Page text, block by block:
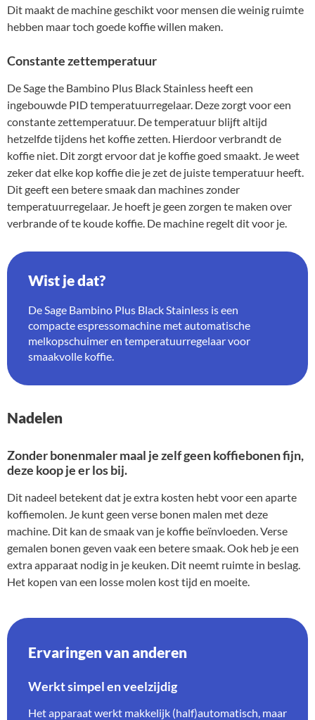
Dit maakt de machine geschikt voor mensen die weinig ruimte
hebben maar toch goede koffie willen maken.
Constante zettemperatuur
De Sage the Bambino Plus Black Stainless heeft een
ingebouwde PID temperatuurregelaar. Deze zorgt voor een
constante zettemperatuur. De temperatuur blijft altijd
hetzelfde tijdens het koffie zetten. Hierdoor verbrandt de
koffie niet. Dit zorgt ervoor dat je koffie goed smaakt. Je weet
zeker dat elke kop koffie die je zet de juiste temperatuur heeft.
Dit geeft een betere smaak dan machines zonder
temperatuurregelaar. Je hoeft je geen zorgen te maken over
verbrande of te koude koffie. De machine regelt dit voor je.
Wist je dat?
De Sage Bambino Plus Black Stainless is een
compacte espressomachine met automatische
melkopschuimer en temperatuurregelaar voor
smaakvolle koffie.
Nadelen
Zonder bonenmaler maal je zelf geen koffiebonen fijn,
deze koop je er los bij.
Dit nadeel betekent dat je extra kosten hebt voor een aparte
koffiemolen. Je kunt geen verse bonen malen met deze
machine. Dit kan de smaak van je koffie beïnvloeden. Verse
gemalen bonen geven vaak een betere smaak. Ook heb je een
extra apparaat nodig in je keuken. Dit neemt ruimte in beslag.
Het kopen van een losse molen kost tijd en moeite.
Ervaringen van anderen
Werkt simpel en veelzijdig
Het apparaat werkt makkelijk (half)automatisch, maar